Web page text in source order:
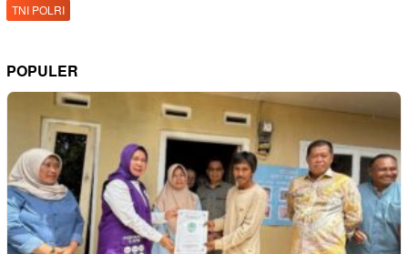
TNI POLRI
POPULER